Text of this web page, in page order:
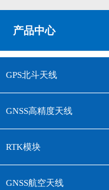
产品中心
GPS北斗天线
GNSS高精度天线
RTK模块
GNSS航空天线